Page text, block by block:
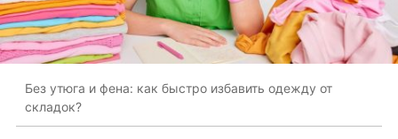
Без утюга и фена: как быстро избавить одежду от
складок?